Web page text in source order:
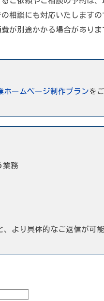
相談にも対応いたします
が別途かかる場合があり
ホームページ制作プランを
業務
より具体的なご返信が可能